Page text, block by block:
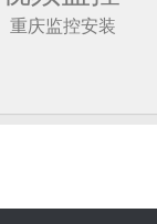
重庆监控安装